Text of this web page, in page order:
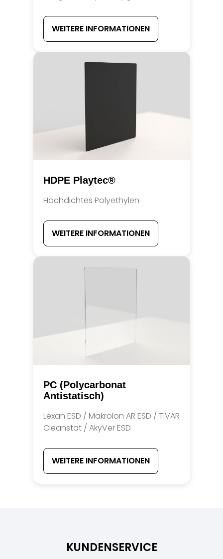
WEITERE INFORMATIONEN
HDPE Playtec®
Hochdichtes Polyethylen
WEITERE INFORMATIONEN
PC (Polycarbonat
Antistatisch)
Lexan ESD / Makrolon AR ESD / TIVAR
Cleanstat / AkyVer ESD
WEITERE INFORMATIONEN
KUNDENSERVICE